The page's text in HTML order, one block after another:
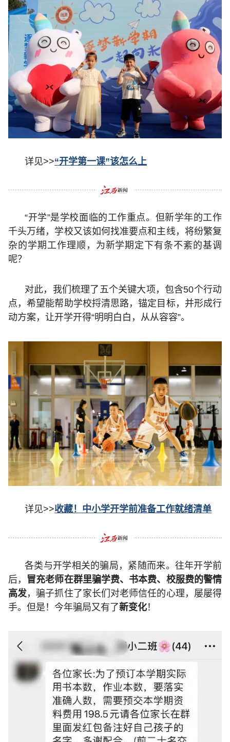
详见>>“开学第一课”该怎么上
“开学”是学校面临的工作重点。但新学年的工作
千头万绪，学校又该如何找准要点和主线，将纷繁复
杂的学期工作理顺，为新学期定下有条不紊的基调
呢？
对此，我们梳理了五个关键大项，包含50个行动
点，希望能帮助学校捋清思路，锚定目标，并形成行
动方案，让开学开得“明明白白，从从容容”。
详见>>收藏！中小学开学前准备工作就绪清单
各类与开学相关的骗局，紧随而来。往年开学前
后， 冒充老师在群里骗学费、书本费、校服费的警情
高发，骗子抓住了家长们对老师信任的心理，屡屡得
手。但是！今年骗局又有了新变化！